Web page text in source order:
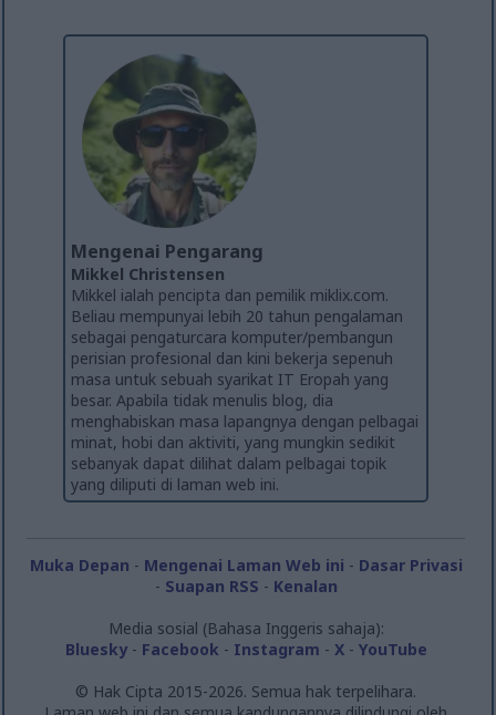
Mengenai Pengarang
Mikkel Christensen
Mikkel ialah pencipta dan pemilik miklix.com.
Beliau mempunyai lebih 20 tahun pengalaman
sebagai pengaturcara komputer/pembangun
perisian profesional dan kini bekerja sepenuh
masa untuk sebuah syarikat IT Eropah yang
besar. Apabila tidak menulis blog, dia
menghabiskan masa lapangnya dengan pelbagai
minat, hobi dan aktiviti, yang mungkin sedikit
sebanyak dapat dilihat dalam pelbagai topik
yang diliputi di laman web ini.
Muka Depan - Mengenai Laman Web ini - Dasar Privasi
- Suapan RSS - Kenalan
Media sosial (Bahasa Inggeris sahaja):
Bluesky- Facebook - Instagram - X- YouTube
© Hak Cipta 2015-2026. Semua hak terpelihara.